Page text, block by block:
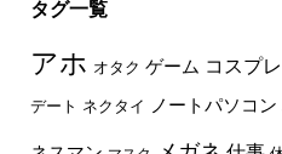
タグ一覧
アホ オタク ゲーム コスプレ
デート ネクタイ ノートパソコン